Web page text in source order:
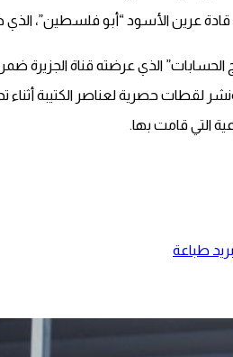
عرين الأسود “أبو فلسطين”،
الذي عرضته قناة الجزيرة
لقطات حصرية لعناصر الكتيبة أثناء
التي قامت بها.
طباعة